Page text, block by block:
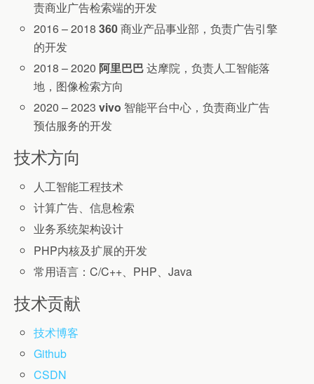
责商业广告检索端的开发
2016 – 2018360商业产品事业部，负责广告引擎
的开发
2018 – 2020 阿里巴巴达摩院，负责人工智能落
地，图像检索方向
2020 – 2023vivo 智能平台中心，负责商业广告
预估服务的开发
技术方向
人工智能工程技术
计算广告、信息检索
业务系统架构设计
PHP内核及扩展的开发
常用语言：C/C++、PHP、Java
技术贡献
技术博客
Github
CSDN